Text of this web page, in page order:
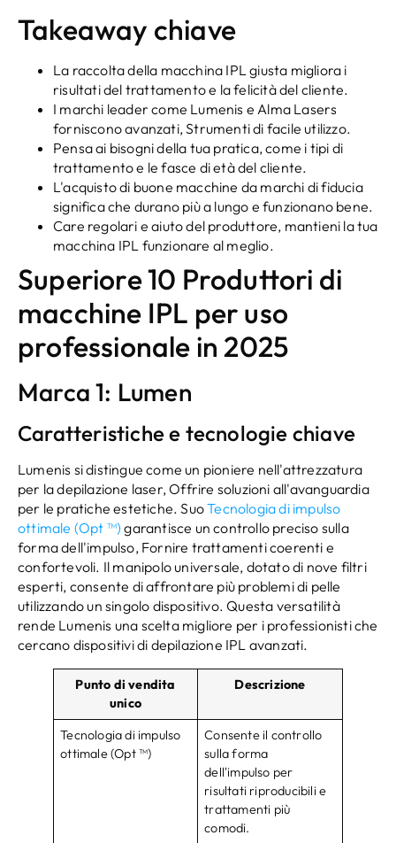
Takeaway chiave
La raccolta della macchina IPL giusta migliora i
risultati del trattamento e la felicità del cliente.
I marchi leader come Lumenis e Alma Lasers
forniscono avanzati, Strumenti di facile utilizzo.
Pensa ai bisogni della tua pratica, come i tipi di
trattamento e le fasce di età del cliente.
L'acquisto di buone macchine da marchi di fiducia
significa che durano più a lungo e funzionano bene.
Care regolari e aiuto del produttore, mantieni la tua
macchina IPL funzionare al meglio.
Superiore 10 Produttori di
macchine IPL per uso
professionale in 2025
Marca 1: Lumen
Caratteristiche e tecnologie chiave
Lumenis si distingue come un pioniere nell'attrezzatura
per la depilazione laser, Offrire soluzioni all'avanguardia
per le pratiche estetiche. SuoTecnologia di impulso
ottimale (Opt ™) garantisce un controllo preciso sulla
forma dell'impulso, Fornire trattamenti coerenti e
confortevoli. Il manipolo universale, dotato di nove filtri
esperti, consente di affrontare più problemi di pelle
utilizzando un singolo dispositivo. Questa versatilità
rende Lumenis una scelta migliore per i professionisti che
cercano dispositivi di depilazione IPL avanzati.
Punto di vendita
unico
Descrizione
Tecnologia di impulso
ottimale (Opt ™)
Consente il controllo
sulla forma
dell'impulso per
risultati riproducibili e
trattamenti più
comodi.